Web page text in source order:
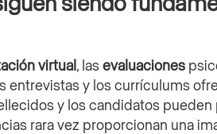
siendo
virtual , las evaluaciones
entrevistas y los currículums
y los candidatos pueden
rara vez proporcionan una